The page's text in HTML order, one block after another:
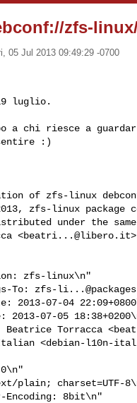
zfs-
05 Jul 2013 09:49:29 -0700
luglio.
a chi riesce a
:)
of zfs-linux debconf
zfs-linux package
under the
<beatri...@libero.it
zfs-linux\n"
To: zfs-
2013-07-04
2013-07-05
Torracca <
Italian <debian-l10n-
plain; charset=UTF-
Encoding: 8bit\n"